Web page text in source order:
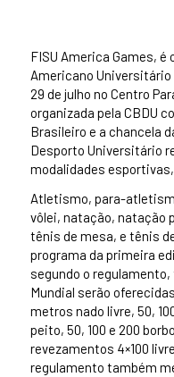
FISU America Games, é
Americano Universitário
29 de julho no Centro
organizada pela CBDU
Brasileiro e a chancela
Desporto Universitário
modalidades
Atletismo, para-
vôlei, natação, natação
tênis de mesa, e tênis
programa da primeira
segundo o
Mundial serão
metros nado livre, 50,
peito, 50, 100 e 200
revezamentos 4×100
regulamento também